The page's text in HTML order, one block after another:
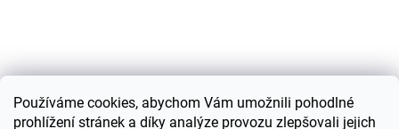
Používáme cookies, abychom Vám umožnili pohodlné
prohlížení stránek a díky analýze provozu zlepšovali jejich